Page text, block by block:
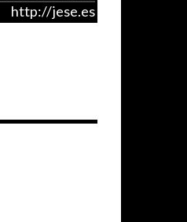
http://jese.es